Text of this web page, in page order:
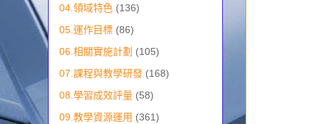
04.領域特色 (136)
05.運作目標 (86)
06.相關實施計劃 (105)
07.課程與教學研發 (168)
08.學習成效評量 (58)
09.教學資源運用 (361)